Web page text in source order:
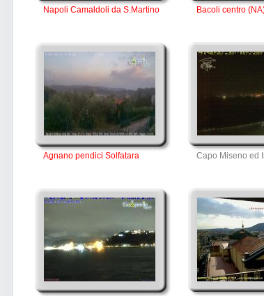
Napoli Camaldoli da S.Martino Bacoli centro
Agnano pendici Solfatara Capo Miseno ed